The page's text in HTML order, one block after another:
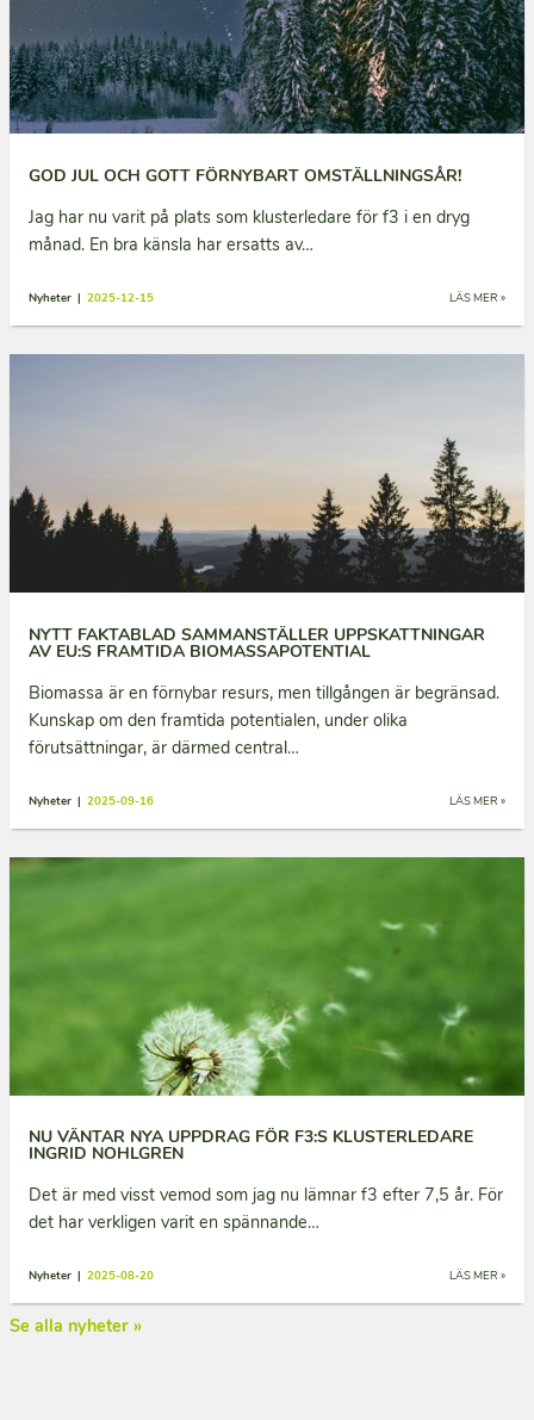
GOD JUL OCH GOTT FÖRNYBART OMSTÄLLNINGSÅR!
Jag har nu varit på plats som klusterledare för f3 i en dryg
månad. En bra känsla har ersatts av…
LÄS MER »
Nyheter | 2025-12-15
NYTT FAKTABLAD SAMMANSTÄLLER UPPSKATTNINGAR
AV EU:S FRAMTIDA BIOMASSAPOTENTIAL
Biomassa är en förnybar resurs, men tillgången är begränsad.
Kunskap om den framtida potentialen, under olika
förutsättningar, är därmed central…
LÄS MER »
Nyheter | 2025-09-16
NU VÄNTAR NYA UPPDRAG FÖR F3:S KLUSTERLEDARE
INGRID NOHLGREN
Det är med visst vemod som jag nu lämnar f3 efter 7,5 år. För
det har verkligen varit en spännande…
LÄS MER »
Nyheter | 2025-08-20
Se alla nyheter »